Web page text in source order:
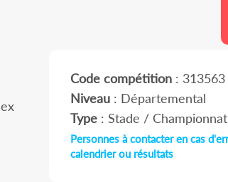
Code compétition: 313563
Niveau: Départemental
Type: Stade / Championnat
Personnes à contacter en cas
calendrier ou résultats